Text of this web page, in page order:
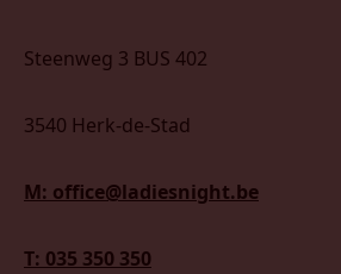
Steenweg 3 BUS 402
3540 Herk-de-Stad
M: office@ladiesnight.be
T: 035 350 350